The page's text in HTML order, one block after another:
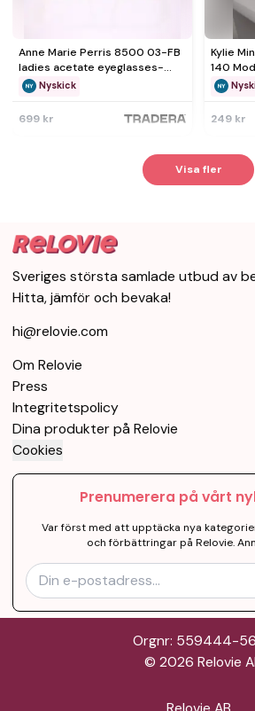
Anne Marie Perris 8500 03-FB
ladies acetate eyeglasses-
original clear lenses-NEW
Nyskick
699 kr
Kylie
140
249 kr
Visa fler
Sveriges största samlade utbud av
Hitta, jämför och bevaka!
hi@relovie.com
Om Relovie
Press
Integritetspolicy
Dina produkter på Relovie
Cookies
Prenumerera på vårt
Var först med att upptäcka nya
och förbättringar på Relovie.
Orgnr: 559444-
© 2026 Relovie